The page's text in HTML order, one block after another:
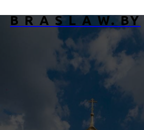
B R A S L A W. BY